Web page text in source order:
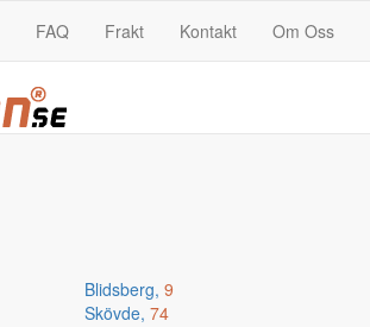
FAQ Frakt Kontakt Om Oss
Blidsberg, 9
Skövde, 74